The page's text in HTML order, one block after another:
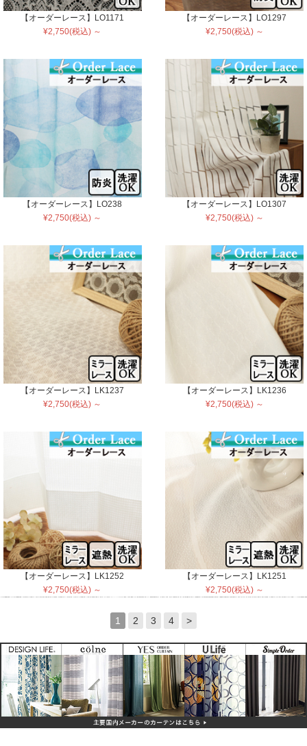
【オーダーレース】LO1171
¥2,750(税込) ～
【オーダーレース】LO1297
¥2,750(税込) ～
【オーダーレース】LO238
¥2,750(税込) ～
【オーダーレース】LO1307
¥2,750(税込) ～
【オーダーレース】LK1237
¥2,750(税込) ～
【オーダーレース】LK1236
¥2,750(税込) ～
【オーダーレース】LK1252
¥2,750(税込) ～
【オーダーレース】LK1251
¥2,750(税込) ～
1 2 3 4 >